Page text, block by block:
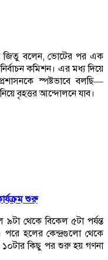
জিতু বলেন, ভোটের পর এক
কমিশন। এর মধ্য দিয়ে
স্পষ্টভাবে বলছি—
বৃহত্তর আন্দোলনে যাব।
শুরু
থেকে বিকেল ৫টা পর্যন্ত
পরে হলের কেন্দ্রগুলো থেকে
১০টার কিছু পর শুরু হয় গণনা